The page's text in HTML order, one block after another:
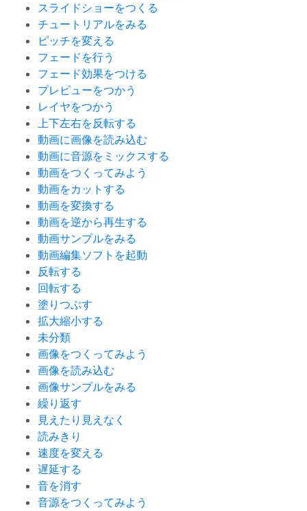
スライドショーをつくる
チュートリアルをみる
ピッチを変える
フェードを行う
フェード効果をつける
プレビューをつかう
レイヤをつかう
上下左右を反転する
動画に画像を読み込む
動画に音源をミックスする
動画をつくってみよう
動画をカットする
動画を変換する
動画を逆から再生する
動画サンプルをみる
動画編集ソフトを起動
反転する
回転する
塗りつぶす
拡大縮小する
未分類
画像をつくってみよう
画像を読み込む
画像サンプルをみる
繰り返す
見えたり見えなく
読みきり
速度を変える
遅延する
音を消す
音源をつくってみよう